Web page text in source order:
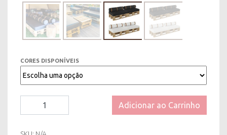
CORES DISPONÍVEIS
com
Adicionar ao Carrinho